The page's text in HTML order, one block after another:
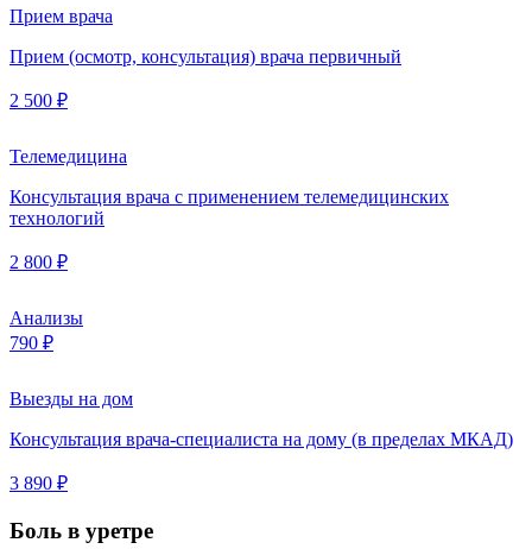
Прием врача
Прием (осмотр, консультация) врача первичный
2 500 ₽
Телемедицина
Консультация врача с применением телемедицинских
технологий
2 800 ₽
Анализы
790 ₽
Выезды на дом
Консультация врача-специалиста на дому (в пределах МКАД)
3 890 ₽
Боль в уретре